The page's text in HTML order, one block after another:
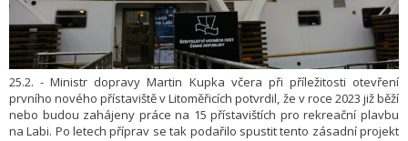
25.2. - Ministr dopravy Martin Kupka včera při příležitosti otevření
prvního nového přístaviště v Litoměřicích potvrdil, že v roce 2023 již běží
nebo budou zahájeny práce na 15 přístavištích pro rekreační plavbu
na Labi. Po letech příprav se tak podařilo spustit tento zásadní projekt